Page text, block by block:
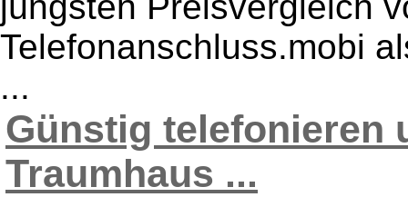
Telefonanschluss.mobi
...
Günstig telefonieren
Traumhaus ...